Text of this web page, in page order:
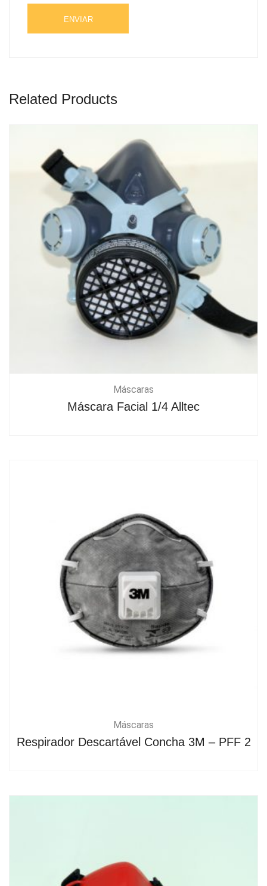
Related Products
Máscaras
Máscara Facial 1/4 Alltec
Máscaras
Respirador Descartável Concha 3M – PFF 2